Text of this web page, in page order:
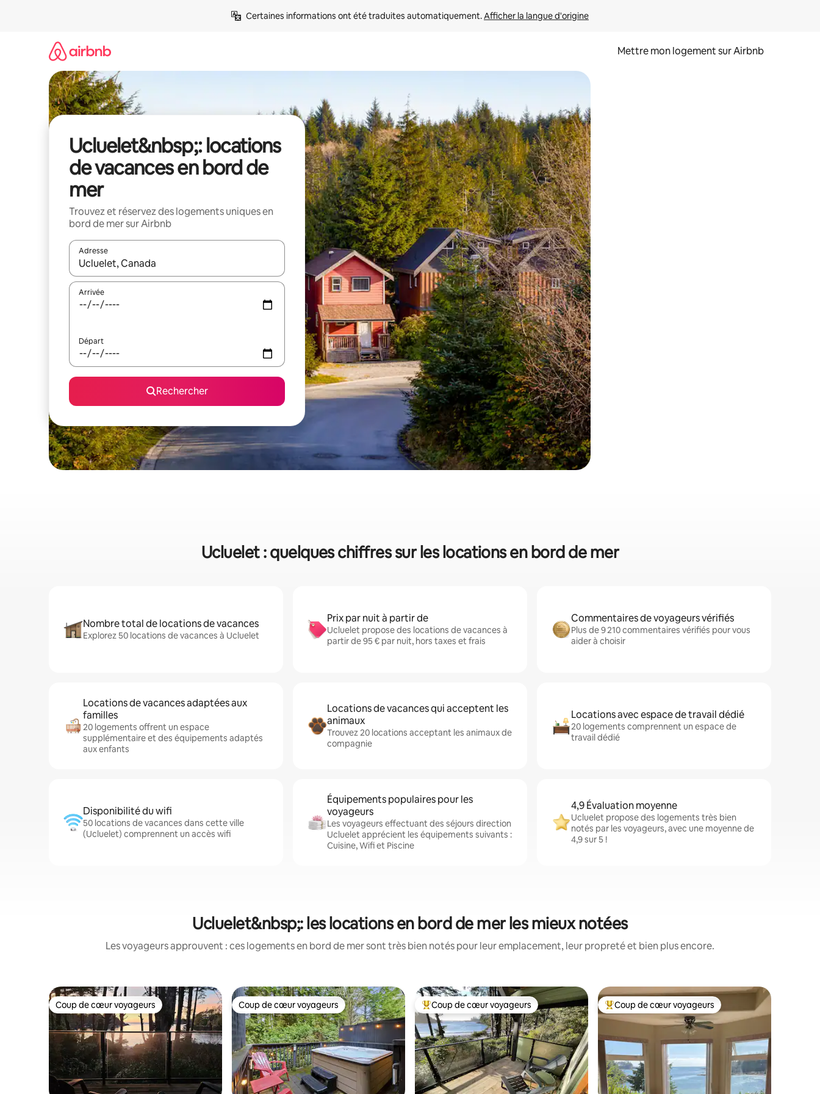
Certaines informations ont été traduites automatiquement. Afficher la langue d'origine
Mettre mon logement sur Airbnb
Ucluelet&nbsp;: locations
de vacances en bord de
mer
Trouvez et réservez des logements uniques en
bord de mer sur Airbnb
Adresse
Lorsque les résultats s'affichent, utilisez les flèches vers le haut et vers le bas pour les parcourir ou en appuyant et en faisant glisser.
Arrivée
Départ
Rechercher
Ucluelet : quelques chiffres sur les locations en bord de mer
Nombre total de locations de vacances
Explorez 50 locations de vacances à Ucluelet
Prix par nuit à partir de
Ucluelet propose des locations de vacances à
partir de 95 € par nuit, hors taxes et frais
Commentaires de voyageurs vérifiés
Plus de 9 210 commentaires vérifiés pour vous
aider à choisir
Locations de vacances adaptées aux
familles
20 logements offrent un espace
supplémentaire et des équipements adaptés
aux enfants
Locations de vacances qui acceptent les
animaux
Trouvez 20 locations acceptant les animaux de
compagnie
Locations avec espace de travail dédié
20 logements comprennent un espace de
travail dédié
Disponibilité du wifi
50 locations de vacances dans cette ville
(Ucluelet) comprennent un accès wifi
Équipements populaires pour les
voyageurs
Les voyageurs effectuant des séjours direction
Ucluelet apprécient les équipements suivants :
Cuisine, Wifi et Piscine
4,9 Évaluation moyenne
Ucluelet propose des logements très bien
notés par les voyageurs, avec une moyenne de
4,9 sur 5 !
Ucluelet&nbsp;: les locations en bord de mer les mieux notées
Les voyageurs approuvent : ces logements en bord de mer sont très bien notés pour leur emplacement, leur propreté et bien plus encore.
Coup de cœur voyageurs
Coup de cœur voyageurs Coup de cœur voyageurs
Coup de cœur voyageurs Coups de cœur voyageurs les plus appréciés
Coup de cœur voyageurs Coups de cœur voyageurs les plus appréciés
Coup de cœur voyageurs